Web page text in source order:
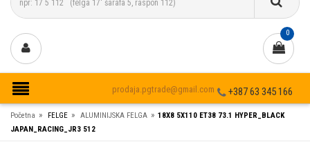
0
+387 63 345 166
prodaja.pgtrade@gmail.com
Početna » FELGE » ALUMINIJSKA FELGA » 18X8 5X110 ET38 73.1 HYPER_BLACK
JAPAN_RACING_JR3 512